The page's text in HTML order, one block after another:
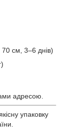
см, 3–6 днів)
адресою.
упаковку